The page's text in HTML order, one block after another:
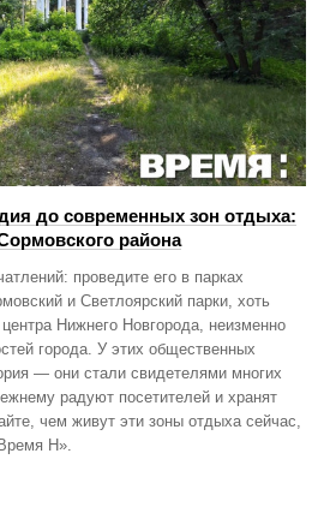
до современных зон отдыха:
района
проведите его в парках
и Светлоярский парки, хоть
Нижнего Новгорода, неизменно
города. У этих общественных
— они стали свидетелями многих
радуют посетителей и хранят
чем живут эти зоны отдыха сейчас,
Н».